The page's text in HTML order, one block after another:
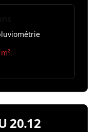
20.12